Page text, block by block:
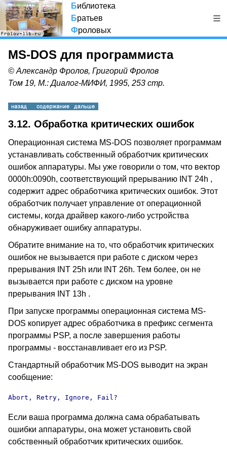
Библиотека
Братьев
Фроловых
MS-DOS для программиста
© Александр Фролов, Григорий Фролов
Том 19, М.: Диалог-МИФИ, 1995, 253 стр.
3.12. Обработка критических ошибок
Операционная система MS-DOS позволяет программам
устанавливать собственный обработчик критических
ошибок аппаратуры. Мы уже говорили о том, что вектор
0000h:0090h, соответствующий прерыванию INT 24h ,
содержит адрес обработчика критических ошибок. Этот
обработчик получает управление от операционной
системы, когда драйвер какого-либо устройства
обнаруживает ошибку аппаратуры.
Обратите внимание на то, что обработчик критических
ошибок не вызывается при работе с диском через
прерывания INT 25h или INT 26h. Тем более, он не
вызывается при работе с диском на уровне
прерывания INT 13h .
При запуске программы операционная система MS-
DOS копирует адрес обработчика в префикс сегмента
программы PSP, а после завершения работы
программы - восстанавливает его из PSP.
Стандартный обработчик MS-DOS выводит на экран
сообщение:
Abort, Retry, Ignore, Fail?
Если ваша программа должна сама обрабатывать
ошибки аппаратуры, она может установить свой
собственный обработчик критических ошибок.